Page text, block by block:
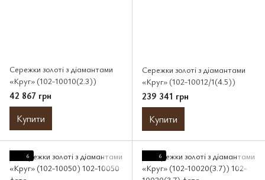
Сережки золоті з діамантами
«Круг» (102-10010(2.3))
42 867 грн
Купити
Сережки золоті з діамантами
«Круг» (102-10012/1(4.5))
239 341 грн
Купити
6 6